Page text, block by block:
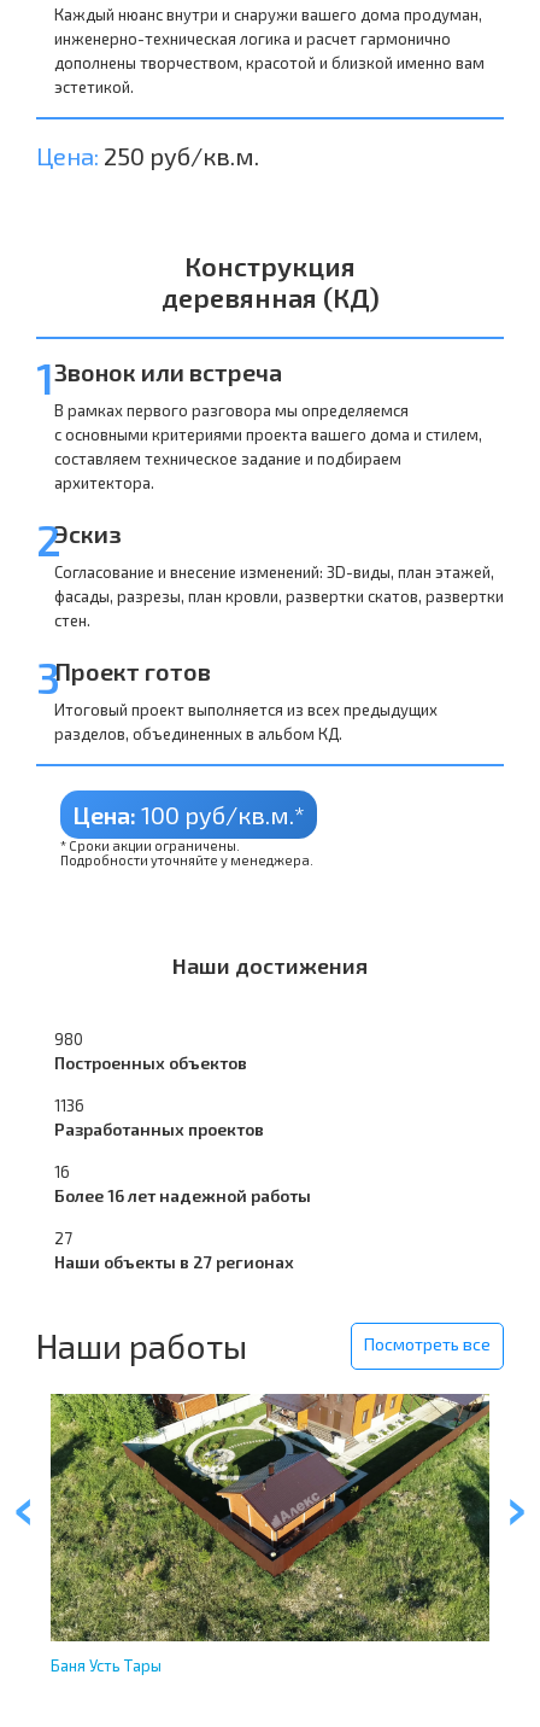
Каждый нюанс внутри и снаружи вашего дома продуман,
инженерно-техническая логика и расчет гармонично
дополнены творчеством, красотой и близкой именно вам
эстетикой.
Цена: 250 руб/кв.м.
Конструкция
деревянная (КД)
1Звонок или встреча
В рамках первого разговора мы определяемся
с основными критериями проекта вашего дома и стилем,
составляем техническое задание и подбираем
архитектора.
2Эскиз
Согласование и внесение изменений: 3D-виды, план этажей,
фасады, разрезы, план кровли, развертки скатов, развертки
стен.
3Проект готов
Итоговый проект выполняется из всех предыдущих
разделов, объединенных в альбом КД.
Цена: 100 руб/кв.м.*
* Сроки акции ограничены.
Подробности уточняйте у менеджера.
Наши достижения
980
Построенных объектов
1136
Разработанных проектов
16
Более 16 лет надежной работы
27
Наши объекты в 27 регионах
Наши работы Посмотреть все
Баня Усть Тары